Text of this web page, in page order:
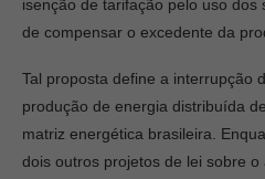
isenção de tarifação pelo uso dos
de compensar o excedente da
Tal proposta define a interrupção
produção de energia distribuída
matriz energética brasileira.
dois outros projetos de lei sobre